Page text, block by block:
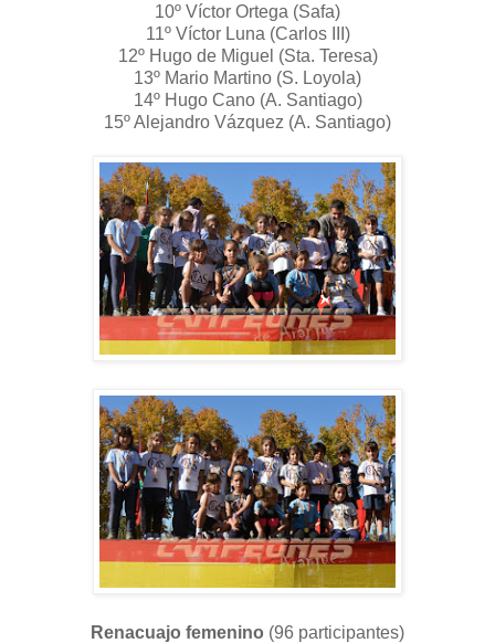
10º Víctor Ortega (Safa)
11º Víctor Luna (Carlos III)
12º Hugo de Miguel (Sta. Teresa)
13º Mario Martino (S. Loyola)
14º Hugo Cano (A. Santiago)
15º Alejandro Vázquez (A. Santiago)
Renacuajo femenino (96 participantes)